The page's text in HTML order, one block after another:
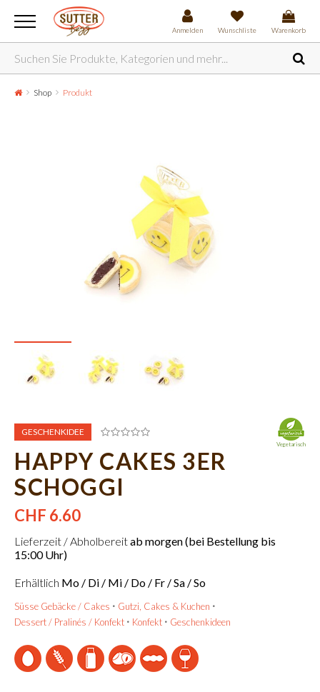
Anmelden Wunschliste Warenkorb
Shop Produkt
GESCHENKIDEE
HAPPY CAKES 3ER
SCHOGGI
CHF 6.60
Vegetarisch
Lieferzeit / Abholbereitab morgen (bei Bestellung bis
15:00 Uhr)
Erhältlich Mo / Di / Mi / Do / Fr / Sa / So
Süsse Gebäcke / Cakes
Gutzi, Cakes & Kuchen
Dessert / Pralinés / Konfekt
Konfekt Geschenkideen